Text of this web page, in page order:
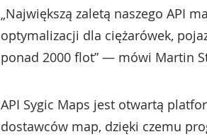
„Największą zaletą naszego API
optymalizacji dla ciężarówek,
ponad 2000 flot” — mówi Martin
API Sygic Maps jest otwartą
dostawców map, dzięki czemu